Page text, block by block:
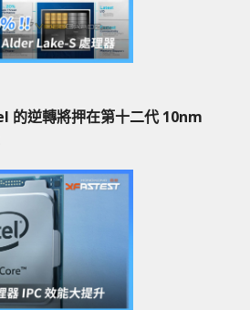
的逆轉將押在第十二代 10nm